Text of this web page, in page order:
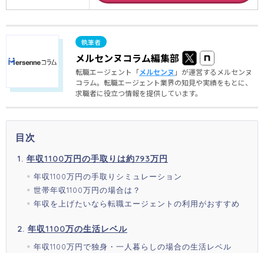
メルセンヌコラム編集部
転職エージェント「メルセンヌ 」が運営するメルセンヌ
コラム。転職エージェント業界の知見や実績をもとに、
求職者に役立つ情報を提供しています。
目次
年収1100万円の手取りは約793万円
年収1100万円の手取りシミュレーション
世帯年収1100万円の場合は？
年収を上げたいなら転職エージェントの利用がおすすめ
年収1100万の生活レベル
年収1100万円で独身・一人暮らしの場合の生活レベル